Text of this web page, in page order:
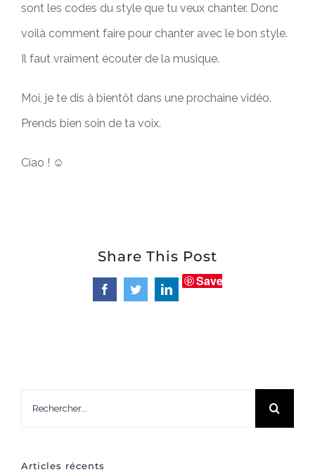
sont les codes du style que tu veux chanter. Donc
voilà comment faire pour chanter avec le bon style.
Il faut vraiment écouter de la musique.
Moi, je te dis à bientôt dans une prochaine vidéo.
Prends bien soin de ta voix.
Ciao ! ☺
Share This Post
FacebookTwitterLinkedIn
Save
Articles récents